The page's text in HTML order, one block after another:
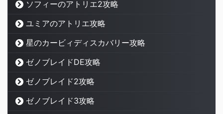
ソフィーのアトリエ2攻略
ユミアのアトリエ攻略
星のカービィディスカバリー攻略
ゼノブレイドDE攻略
ゼノブレイド2攻略
ゼノブレイド3攻略